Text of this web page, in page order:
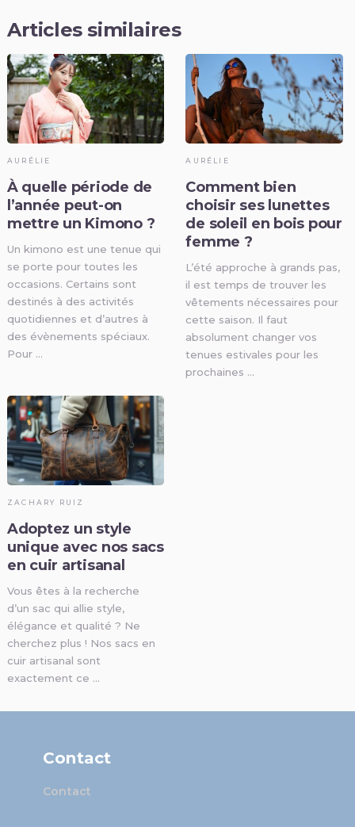
Articles similaires
AURÉLIE
À quelle période de
l’année peut-on
mettre un Kimono ?
Un kimono est une tenue qui
se porte pour toutes les
occasions. Certains sont
destinés à des activités
quotidiennes et d’autres à
des évènements spéciaux.
Pour …
AURÉLIE
Comment bien
choisir ses lunettes
de soleil en bois pour
femme ?
L’été approche à grands pas,
il est temps de trouver les
vêtements nécessaires pour
cette saison. Il faut
absolument changer vos
tenues estivales pour les
prochaines …
ZACHARY RUIZ
Adoptez un style
unique avec nos sacs
en cuir artisanal
Vous êtes à la recherche
d’un sac qui allie style,
élégance et qualité ? Ne
cherchez plus ! Nos sacs en
cuir artisanal sont
exactement ce …
Contact
Contact